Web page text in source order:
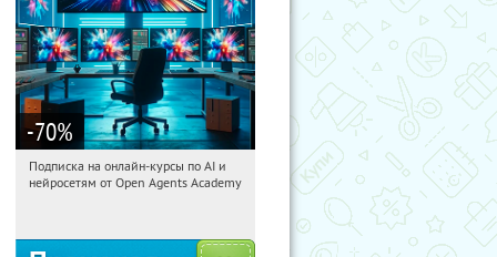
-70%
01:15:46 Получили:
Подписка на онлайн-курсы по AI и
нейросетям от Open Agents Academy